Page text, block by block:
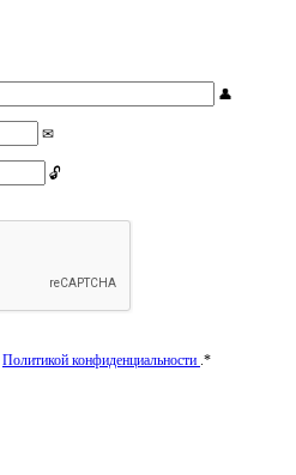
Политикой конфиденциальности .*